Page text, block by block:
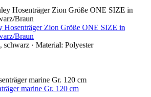
Zion Größe ONE SIZE in
Braun
schwarz · Material: Polyester
marine Gr. 120 cm